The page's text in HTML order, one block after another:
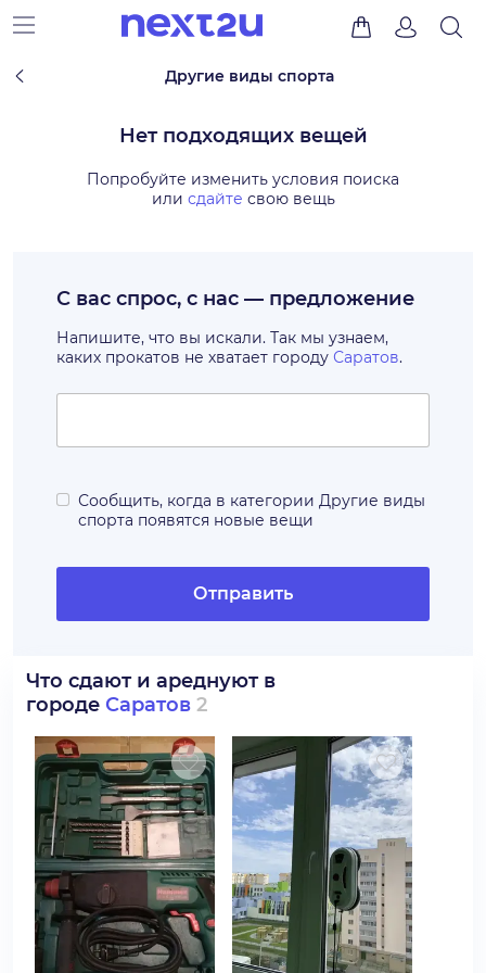
Другие виды спорта
Нет подходящих вещей
Попробуйте изменить условия поиска
или сдайте свою вещь
С вас спрос, с нас — предложение
Напишите, что вы искали. Так мы узнаем,
каких прокатов не хватает городу Саратов.
Сообщить, когда в категории Другие виды
спорта появятся новые вещи
Отправить
Что сдают и ареднуют в
городе Саратов 2